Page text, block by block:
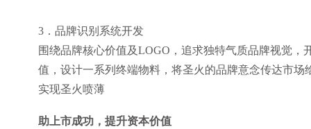
3．品牌识别系统开发
围绕品牌核心价值及LOGO，追求独特气质品牌视觉，
值，设计一系列终端物料，将圣火的品牌意念传达市
实现圣火喷薄
助上市成功，提升资本价值